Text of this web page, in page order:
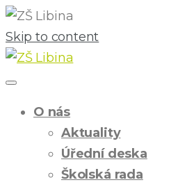
Skip to content
O nás
Aktuality
Úřední deska
Školská rada